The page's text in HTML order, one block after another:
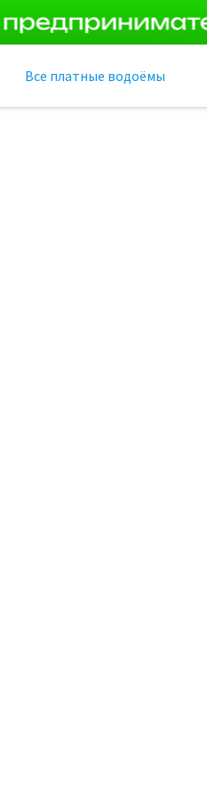
Все платные водоёмы